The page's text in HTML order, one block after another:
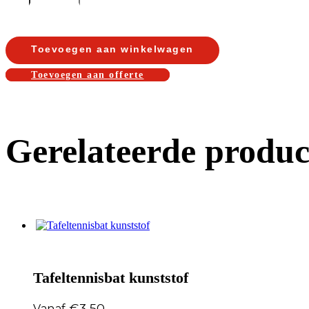
Toevoegen aan winkelwagen
Toevoegen aan offerte
Gerelateerde
Tafeltennisbat kunststof